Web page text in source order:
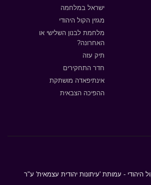
ישראל במלחמה
מגזין הקול היהודי
מלחמת לבנון השלישי או
האחרונה?
תיק עזה
חדר התחקירים
אינתיפאדה מושתקת
ההפיכה הצבאית
היהודי - עמותת 'עיתונות יהודית עצמאית' ע"ר